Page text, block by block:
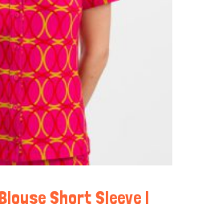
Short Sleeve |